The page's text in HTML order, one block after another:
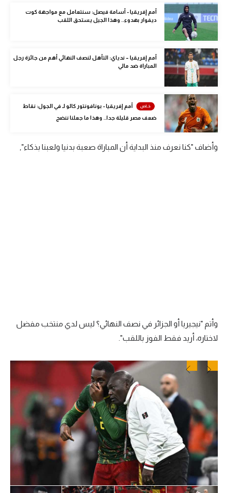
أمريكا
ركن الألعاب
أقسام خاصة
Gamers
ميركاتو
تحقيق في الجول
تقرير في الجول
أمم إفريقيا - أسامة فيصل: سنتعامل مع مواجهة كوت
ديفوار بهدوء.. وهذا الجيل يستحق اللقب
أمم إفريقيا – ندياي: التأهل لنصف النهائي أهم من جائزة رجل
المباراة ضد مالي
أمم إفريقيا - بونافونتور كالو لـ في الجول: نقاط
ضعف مصر قليلة جدا.. وهذا ما جعلنا ننضج
وأضاف "كنا نعرف منذ البداية أن المباراة صعبة بدنيا ولعبنا بذكاء",
وأتم "نيجيريا أو الجزائر في نصف النهائي؟ ليس لدي منتخب مفضل
لاختاره، أريد فقط الفوز باللقب".